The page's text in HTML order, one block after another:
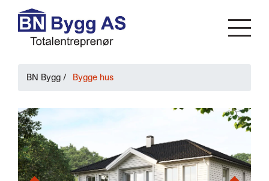
BN Bygg / Bygge hus